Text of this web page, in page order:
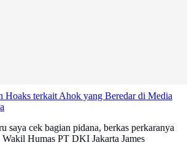
Hoaks terkait Ahok yang Beredar di Media
saya cek bagian pidana, berkas perkaranya
Humas PT DKI Jakarta James